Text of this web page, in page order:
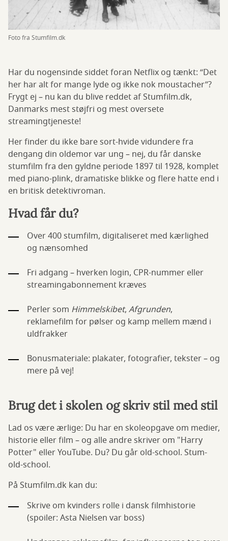
Foto fra Stumfilm.dk
Har du nogensinde siddet foran Netflix og tænkt: “Det
her har alt for mange lyde og ikke nok moustacher”?
Frygt ej – nu kan du blive reddet af Stumfilm.dk,
Danmarks mest støjfri og mest oversete
streamingtjeneste!
Her finder du ikke bare sort-hvide vidundere fra
dengang din oldemor var ung – nej, du får danske
stumfilm fra den gyldne periode 1897 til 1928, komplet
med piano-plink, dramatiske blikke og flere hatte end i
en britisk detektivroman.
Hvad får du?
Over 400 stumfilm, digitaliseret med kærlighed
og nænsomhed
Fri adgang – hverken login, CPR-nummer eller
streamingabonnement kræves
Perler som Himmelskibet, Afgrunden,
reklamefilm for pølser og kamp mellem mænd i
uldfrakker
Bonusmateriale: plakater, fotografier, tekster – og
mere på vej!
Brug det i skolen og skriv stil med stil
Lad os være ærlige: Du har en skoleopgave om medier,
historie eller film – og alle andre skriver om "Harry
Potter" eller YouTube. Du? Du går old-school. Stum-
old-school.
På Stumfilm.dk kan du:
Skrive om kvinders rolle i dansk filmhistorie
(spoiler: Asta Nielsen var boss)